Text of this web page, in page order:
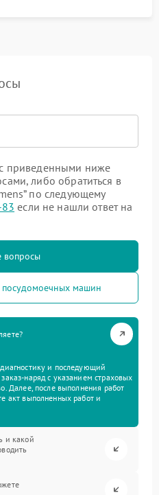
приведенными ниже
либо обратиться в
по следующему
если не нашли ответ на
машин
и последующий
наряд с указанием страховых
Далее, после выполнения работ
акт выполненных работ и
и какой